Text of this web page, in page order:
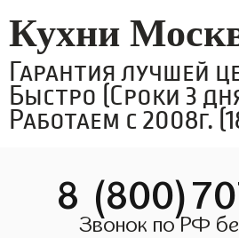
Кухни
Гарантия лучшей
Быстро (Сроки 3
Работаем с 2008г.
8
Звонок по РФ